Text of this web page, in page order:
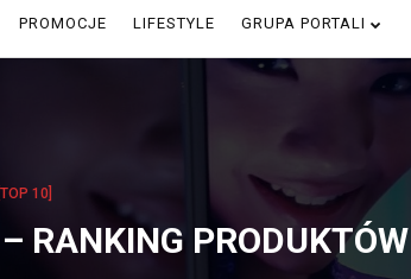
PROMOCJE LIFESTYLE GRUPA PORTALI
10]
RANKING